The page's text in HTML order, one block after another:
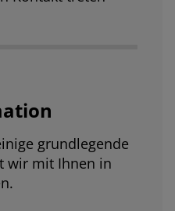
grundlegende
wir mit Ihnen in